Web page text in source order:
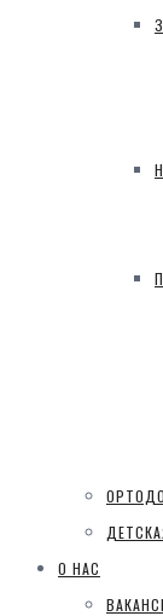
О НАС